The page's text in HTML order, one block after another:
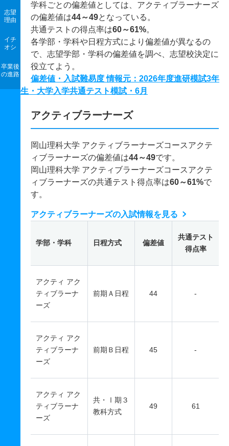
志望
理由
イチ
オシ
卒業後
の進路
学科ごとの偏差値としては、アクティブラーナーズ
の偏差値は44～49となっている。
共通テストの得点率は60～61%。
各学部・学科や日程方式により偏差値が異なるの
で、志望学部・学科の偏差値を調べ、志望校決定に
役立てよう。
偏差値・入試難易度 情報元：2026年度進研模試3年
生・大学入学共通テスト模試・6月
アクティブラーナーズ
岡山理科大学 アクティブラーナーズコースアクテ
ィブラーナーズの偏差値は44～49です。
岡山理科大学 アクティブラーナーズコースアクテ
ィブラーナーズの共通テスト得点率は60～61%で
す。
アクティブラーナーズの入試情報を見る
学部・学科 日程方式 偏差値
共通テスト
得点率
アクティ アク
ティブラーナ
ーズ
前期Ａ日程 44 -
アクティ アク
ティブラーナ
ーズ
前期Ｂ日程 45 -
アクティ アク
ティブラーナ
ーズ
共・Ⅰ期３
教科方式
49 61